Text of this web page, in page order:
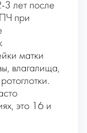
3 лет после
при
матки
влагалища,
это 16 и